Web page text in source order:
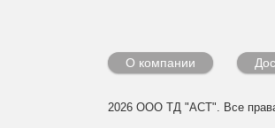
О компании
2026 ООО ТД "АСТ". Все